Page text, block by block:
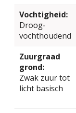
Vochtigheid:
Droog-
vochthoudend
Zuurgraad
grond:
Zwak zuur tot
licht basisch